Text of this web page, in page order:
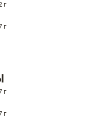
г
г
г
г